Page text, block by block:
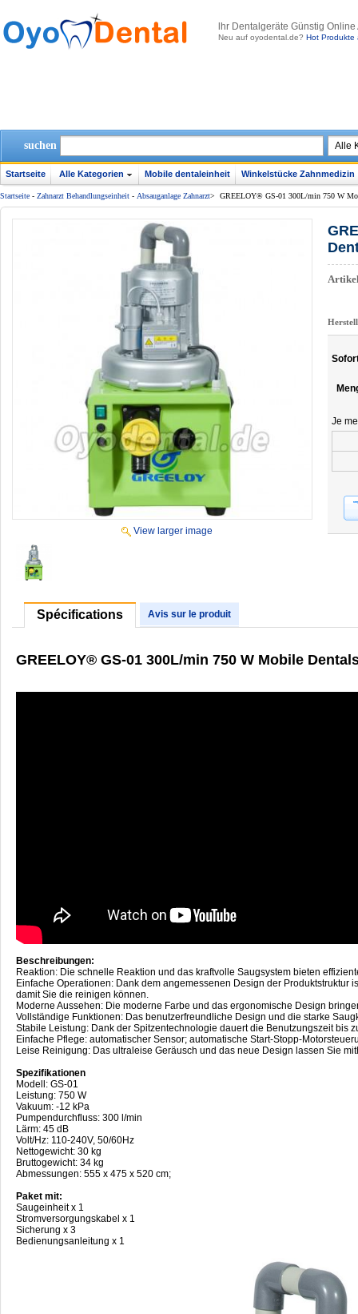
lhr Dentalgeräte Günstig
Neu auf oyodental.de? Hot Produkte
suchen
Startseite Alle Kategorien Mobile dentaleinheit Winkelstücke Zahnmedizin
Startseite - Zahnarzt Behandlungseinheit - Absauganlage Zahnarzt> GREELOY® GS-01 300L/min 750 W
View larger image
Je
Spécifications Avis sur le produit
GREELOY® GS-01 300L/min 750 W Mobile
Beschreibungen:
Reaktion: Die schnelle Reaktion und das kraftvolle Saugsystem bieten
Einfache Operationen: Dank dem angemessenen Design der
damit Sie die reinigen können.
Moderne Aussehen: Die moderne Farbe und das ergonomische Design
Vollständige Funktionen: Das benutzerfreundliche Design und die starke
Stabile Leistung: Dank der Spitzentechnologie dauert die Benutzungszeit bis
Einfache Pflege: automatischer Sensor; automatische Start-Stopp-
Leise Reinigung: Das ultraleise Geräusch und das neue Design lassen Sie
Spezifikationen
Modell: GS-01
Leistung: 750 W
Vakuum: -12 kPa
Pumpendurchfluss: 300 l/min
Lärm: 45 dB
Volt/Hz: 110-240V, 50/60Hz
Nettogewicht: 30 kg
Bruttogewicht: 34 kg
Abmessungen: 555 x 475 x 520 cm;
Paket mit:
Saugeinheit x 1
Stromversorgungskabel x 1
Sicherung x 3
Bedienungsanleitung x 1